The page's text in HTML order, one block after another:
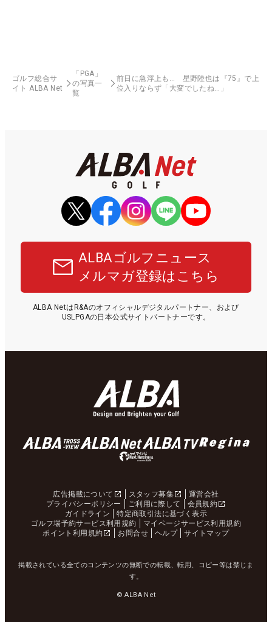
ゴルフ総合サ
イト ALBA Net
「PGA」
の写真一
覧
前日に急浮上も… 星野陸也は『75』で上
位入りならず「大変でしたね…」
ALBAゴルフニュース
メルマガ登録はこちら
ALBA NetはR&Aのオフィシャルデジタルパートナー、および
USLPGAの日本公式サイトパートナーです。
広告掲載について スタッフ募集
運営会社
プライバシーポリシー
ご利用に際して
会員規約
ガイドライン
特定商取引法に基づく表示
ゴルフ場予約サービス利用規約
マイページサービス利用規約
ポイント利用規約
お問合せ ヘルプ サイトマップ
掲載されている全てのコンテンツの無断での転載、転用、コピー等は禁じま
す。
© ALBA Net